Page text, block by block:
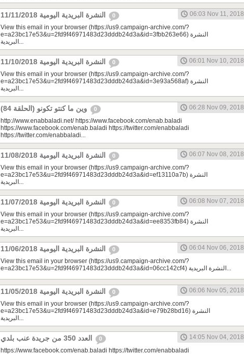
0
06:03 Nov 11, 2018
View this email in your browser (https://us9.campaign-archive.com/?
e=a23bc17e53&u=2fd9f46971483d23dddb24d3a&id=3fbb263e66) النشرة
البريدية...
0
06:01 Nov 10, 2018
View this email in your browser (https://us9.campaign-archive.com/?
e=a23bc17e53&u=2fd9f46971483d23dddb24d3a&id=3e93a568af) النشرة
البريدية...
0
06:28 Nov 09, 2018
http://www.enabbaladi.net/ https://www.facebook.com/enab.baladi
https://www.facebook.com/enab.baladi https://twitter.com/enabbaladi
https://twitter.com/enabbaladi...
0
06:07 Nov 08, 2018
View this email in your browser (https://us9.campaign-archive.com/?
e=a23bc17e53&u=2fd9f46971483d23dddb24d3a&id=ef13110a7b) النشرة
البريدية...
0
06:08 Nov 07, 2018
View this email in your browser (https://us9.campaign-archive.com/?
e=a23bc17e53&u=2fd9f46971483d23dddb24d3a&id=ee8353fb84) النشرة
البريدية...
0
06:04 Nov 06, 2018
View this email in your browser (https://us9.campaign-archive.com/?
e=a23bc17e53&u=2fd9f46971483d23dddb24d3a&id=06cc142cf4) النشرة البريدية...
0
06:06 Nov 05, 2018
View this email in your browser (https://us9.campaign-archive.com/?
e=a23bc17e53&u=2fd9f46971483d23dddb24d3a&id=e79b28bd16) النشرة
البريدية...
0
14:05 Nov 04, 2018
https://www.facebook.com/enab.baladi https://twitter.com/enabbaladi